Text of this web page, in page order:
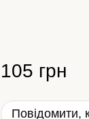
105 грн
Повідомити,